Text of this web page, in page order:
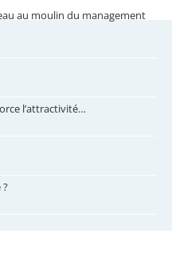
au moulin du management
l’attractivité…
?